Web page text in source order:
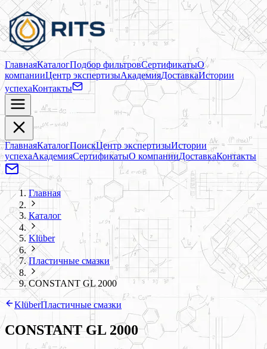
ГлавнаяКаталогПодбор фильтровСертификатыО
компанииЦентр экспертизыАкадемияДоставкаИстории
успехаКонтакты
ГлавнаяКаталогПоискЦентр экспертизыИстории
успехаАкадемияСертификатыО компанииДоставкаКонтакты
Главная
Каталог
Klüber
Пластичные смазки
CONSTANT GL 2000
KlüberПластичные смазки
CONSTANT GL 2000